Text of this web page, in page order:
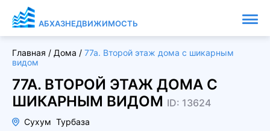
АБХАЗНЕДВИЖИМОСТЬ
Главная / Дома / 77а. Второй этаж дома с шикарным
видом
77А. ВТОРОЙ ЭТАЖ ДОМА С
ШИКАРНЫМ ВИДОМ ID: 13624
Сухум Турбаза